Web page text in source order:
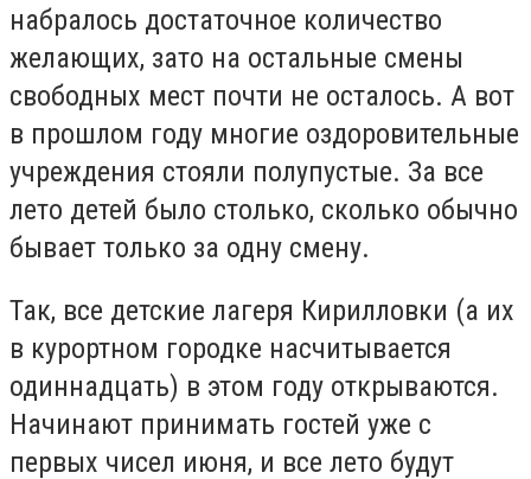
набралось достаточное количество
желающих, зато на остальные смены
свободных мест почти не осталось. А вот
в прошлом году многие оздоровительные
учреждения стояли полупустые. За все
лето детей было столько, сколько обычно
бывает только за одну смену.
Так, все детские лагеря Кирилловки (а их
в курортном городке насчитывается
одиннадцать) в этом году открываются.
Начинают принимать гостей уже с
первых чисел июня, и все лето будут